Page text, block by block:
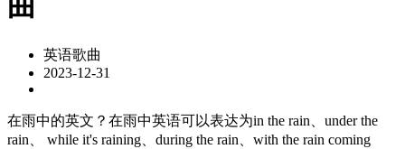
英语歌曲
2023-12-31
在雨中的英文？在雨中英语可以表达为in the rain、under the
rain、 while it's raining、during the rain、with the rain coming